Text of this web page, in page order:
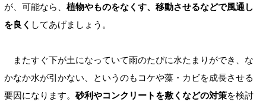
が、可能なら、 植物やものをなくす、移動させるなどで風通し
を良く してあげましょう。
またすぐ下が土になっていて雨のたびに水たまりができ、な
かなか水が引かない、というのもコケや藻・カビを成長させる
要因になります。 砂利やコンクリートを敷くなどの対策を検討